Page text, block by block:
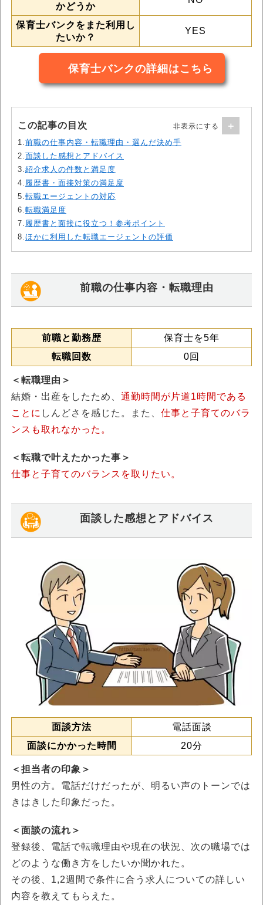
かどうか
保育士バンクをまた利用し
たいか？
YES
保育士バンクの詳細はこちら
この記事の目次
1.前職の仕事内容・転職理由・選んだ決め手
2.面談した感想とアドバイス
3.紹介求人の件数と満足度
4. 履歴書・面接対策の満足度
5.転職エージェントの対応
6.転職満足度
7. 履歴書と面接に役立つ！参考ポイント
8.ほかに利用した転職エージェントの評価
前職の仕事内容・転職理由
前職と勤務歴
保育士を5年
転職回数
0回
＜転職理由＞
結婚・出産をしたため、 通勤時間が片道1時間である
ことに しんどさを感じた。また、 仕事と子育てのバラ
ンスも取れなかった。
＜転職で叶えたかった事＞
仕事と子育てのバランスを取りたい。
面談した感想とアドバイス
面談方法
電話面談
面談にかかった時間
20分
＜担当者の印象＞
男性の方。電話だけだったが、明るい声のトーンでは
きはきした印象だった。
＜面談の流れ＞
登録後、電話で転職理由や現在の状況、次の職場では
どのような働き方をしたいか聞かれた。
その後、1,2週間で条件に合う求人についての詳しい
内容を教えてもらえた。